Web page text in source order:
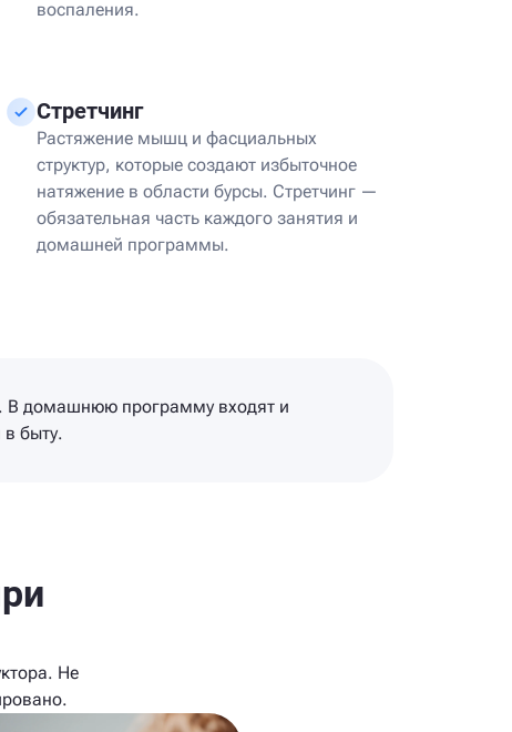
воспаления.
Стретчинг
Растяжение мышц и фасциальных
структур, которые создают избыточное
натяжение в области бурсы. Стретчинг —
обязательная часть каждого занятия и
домашней программы.
В домашнюю программу входят и
быту.
Не